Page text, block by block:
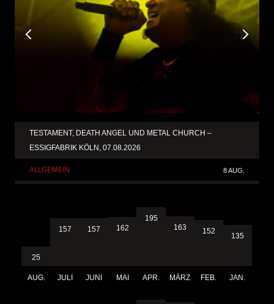
TESTAMENT, DEATH ANGEL UND METAL CHURCH –
ESSIGFABRIK KÖLN, 07.08.2026
ALLGEMEIN 8 AUG.
25
AUG.
157
JULI
157
JUNI
162
MAI
195
APR.
163
MÄRZ
152
FEB.
135
JAN.